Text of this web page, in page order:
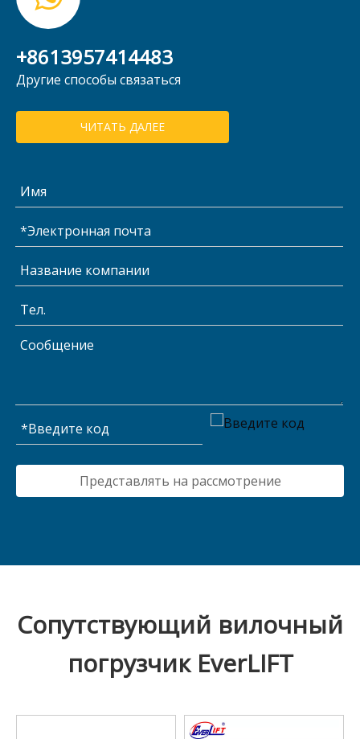
+8613957414483
Другие способы связаться
ЧИТАТЬ ДАЛЕЕ
Представлять на рассмотрение
Сопутствующий вилочный
погрузчик EverLIFT